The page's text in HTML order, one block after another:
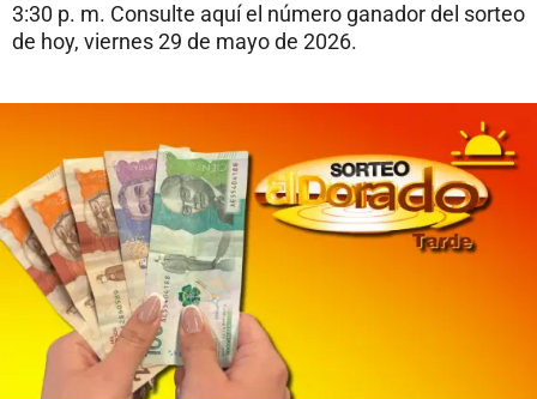
3:30 p. m. Consulte aquí el número ganador del sorteo
de hoy, viernes 29 de mayo de 2026.